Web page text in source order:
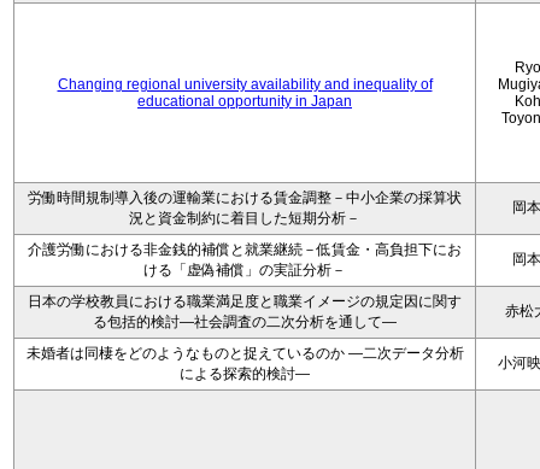
Changing regional university availability and inequality of
educational opportunity in Japan
労働時間規制導入後の運輸業における賃金調整－中小企業の採算状
況と資金制約に着目した短期分析－
岡
介護労働における非金銭的補償と就業継続－低賃金・高負担下にお
ける「虚偽補償」の実証分析－
岡
日本の学校教員における職業満足度と職業イメージの規定因に関す
る包括的検討―社会調査の二次分析を通して―
赤松
未婚者は同棲をどのようなものと捉えているのか —二次データ分析
による探索的検討—
小河